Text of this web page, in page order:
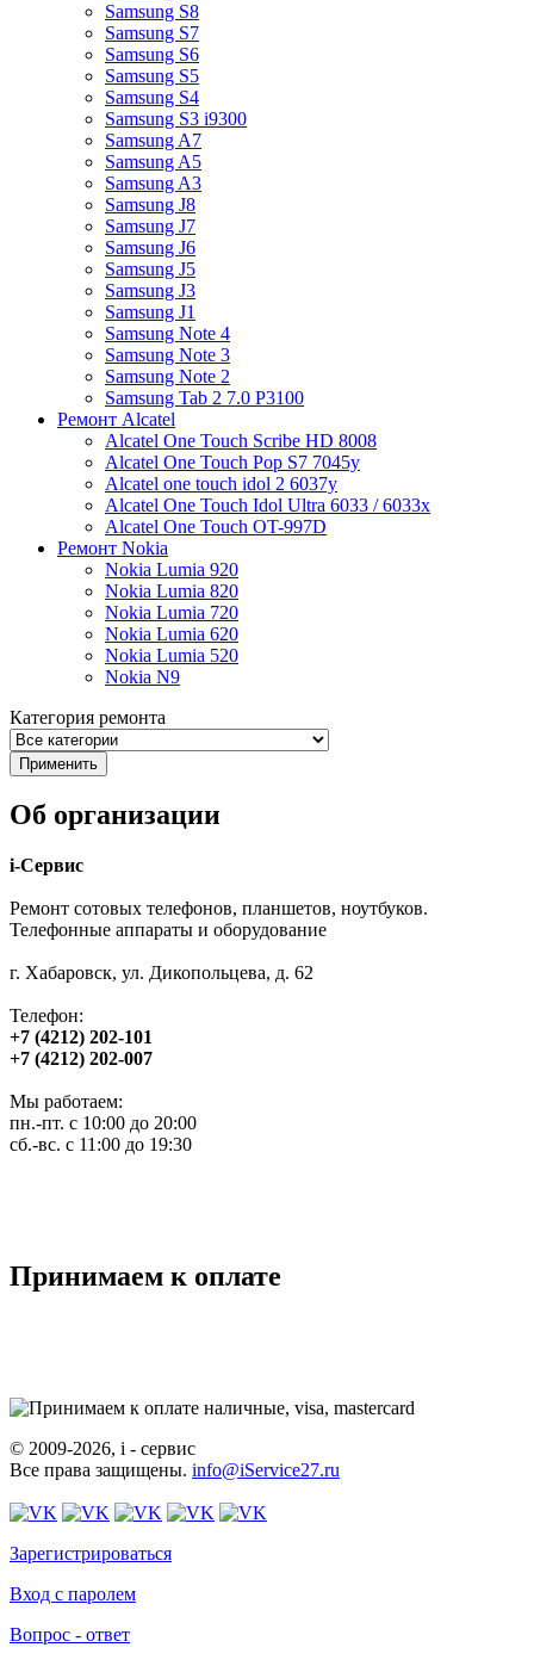
Samsung S8
Samsung S7
Samsung S6
Samsung S5
Samsung S4
Samsung S3 i9300
Samsung A7
Samsung A5
Samsung A3
Samsung J8
Samsung J7
Samsung J6
Samsung J5
Samsung J3
Samsung J1
Samsung Note 4
Samsung Note 3
Samsung Note 2
Samsung Tab 2 7.0 P3100
Ремонт Alcatel
Alcatel One Touch Scribe HD 8008
Alcatel One Touch Pop S7 7045y
Alcatel one touch idol 2 6037y
Alcatel One Touch Idol Ultra 6033 / 6033x
Alcatel One Touch OT-997D
Ремонт Nokia
Nokia Lumia 920
Nokia Lumia 820
Nokia Lumia 720
Nokia Lumia 620
Nokia Lumia 520
Nokia N9
Категория ремонта
Об организации
i-Сервис
Ремонт сотовых телефонов, планшетов, ноутбуков.
Телефонные аппараты и оборудование
г. Хабаровск, ул. Дикопольцева, д. 62
Телефон:
+7 (4212) 202-101
+7 (4212) 202-007
Мы работаем:
пн.-пт. с 10:00 до 20:00
сб.-вс. с 11:00 до 19:30
Принимаем к оплате
© 2009-2026, i - сервис
Все права защищены. info@iService27.ru
Зарегистрироваться
Вход с паролем
Вопрос - ответ